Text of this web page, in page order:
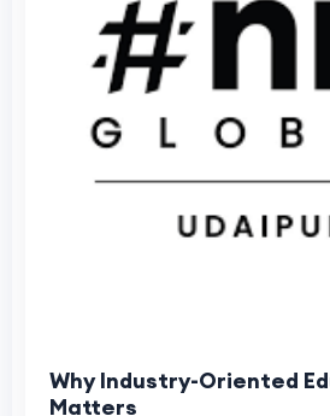
Why Industry-Oriented
Matters